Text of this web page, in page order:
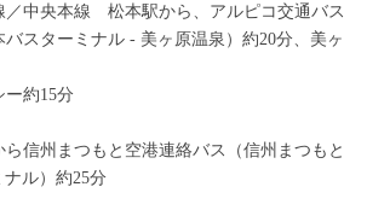
／中央本線 松本駅から、アルピコ交通バス
スターミナル - 美ヶ原温泉）約20分、美ヶ
ー約15分
ら信州まつもと空港連絡バス（信州まつもと
ル）約25分